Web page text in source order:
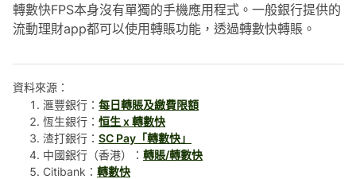
轉數快FPS本身沒有單獨的手機應用程式。一般銀行提供的
流動理財app都可以使用轉賬功能，透過轉數快轉賬。
資料來源：
滙豐銀行： 每日轉賬及繳費限額
恆生銀行： 恒生 x 轉數快
渣打銀行： SC Pay「轉數快」
中國銀行（香港）： 轉賬/轉數快
Citibank： 轉數快